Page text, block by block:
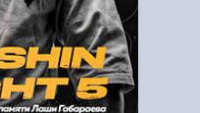
Регистрация